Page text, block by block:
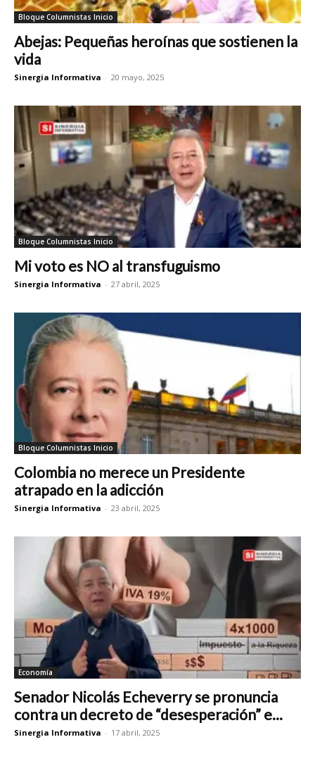
Bloque Columnistas Inicio
Abejas: Pequeñas heroínas que sostienen la
vida
Sinergia Informativa - 20 mayo, 2025
Bloque Columnistas Inicio
Mi voto es NO al transfuguismo
Sinergia Informativa - 27 abril, 2025
Bloque Columnistas Inicio
Colombia no merece un Presidente
atrapado en la adicción
Sinergia Informativa - 23 abril, 2025
Economía
Senador Nicolás Echeverry se pronuncia
contra un decreto de “desesperación” e...
Sinergia Informativa - 17 abril, 2025